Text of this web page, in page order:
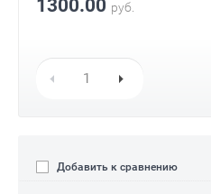
1300.00 руб.
Добавить к сравнению